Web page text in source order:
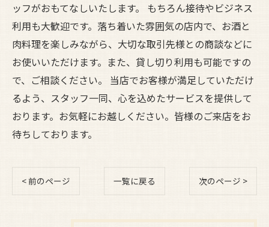
ッフがおもてなしいたします。 もちろん接待やビジネス
利用も大歓迎です。落ち着いた雰囲気の店内で、お酒と
肉料理を楽しみながら、大切な取引先様との商談などに
お使いいただけます。また、貸し切り利用も可能ですの
で、ご相談ください。 当店でお客様が満足していただけ
るよう、スタッフ一同、心を込めたサービスを提供して
おります。お気軽にお越しください。皆様のご来店をお
待ちしております。
< 前のページ 一覧に戻る 次のページ >